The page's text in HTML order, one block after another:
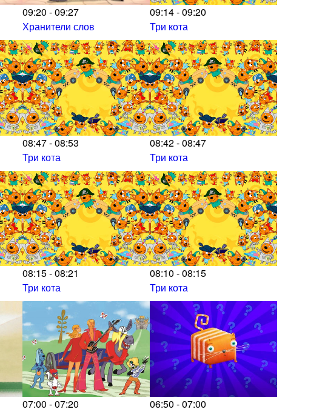
09:20 - 09:27
Хранители слов
09:14 - 09:20
Три кота
08:47 - 08:53
Три кота
08:42 - 08:47
Три кота
08:15 - 08:21
Три кота
08:10 - 08:15
Три кота
07:00 - 07:20
06:50 - 07:00